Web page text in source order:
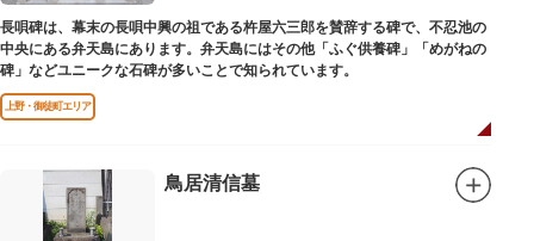
長唄碑は、幕末の長唄中興の祖である杵屋六三郎を賛辞する碑で、不忍池の
中央にある弁天島にあります。弁天島にはその他「ふぐ供養碑」「めがねの
碑」などユニークな石碑が多いことで知られています。
上野・御徒町エリア
鳥居清信墓